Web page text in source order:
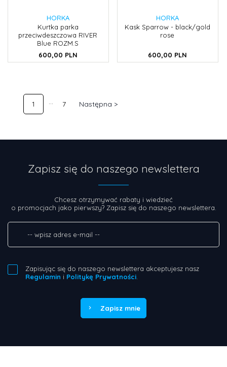
HORKA
Kurtka parka
przeciwdeszczowa RIVER
Blue ROZM.S
600,00 PLN
HORKA
Kask Sparrow - black/gold
rose
600,00 PLN
1 7 Następna >
Zapisz się do naszego newslettera
Chcesz otrzymywać rabaty i wiedzieć
o promocjach jako pierwszy? Zapisz się do naszego newslettera.
Zapisując się do naszego newslettera akceptujesz nasz
Regulamin i Politykę Prywatności
Zapisz mnie